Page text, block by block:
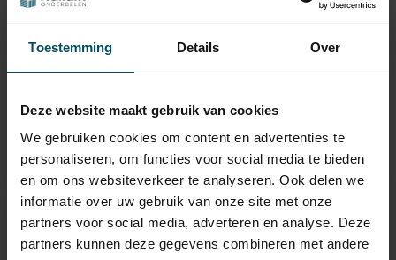
Toestemming Details Over
Deze website maakt gebruik van cookies
We gebruiken cookies om content en advertenties te
personaliseren, om functies voor social media te bieden
en om ons websiteverkeer te analyseren. Ook delen we
informatie over uw gebruik van onze site met onze
partners voor social media, adverteren en analyse. Deze
partners kunnen deze gegevens combineren met andere
BREL
BPE25 (Nino 25)
Empfänger
221,95
BREL
Empfänger
347,95